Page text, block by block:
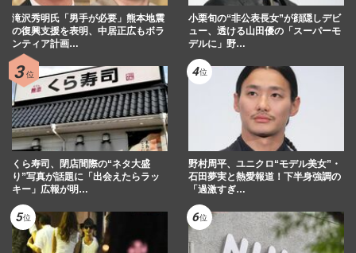
滝沢秀明氏「男手が必要」熊本地震
の復興支援を表明、中居正広もボラ
ンティア計画…
小栗旬の“非公表長女”が顔隠しデビ
ュー、透ける山田優の「スーパーモ
デルに」野…
くら寿司、閉店間際の“ネタ大盛
り”写真が話題に「出会えたらラッ
キー」広報が明…
野村周平、ユニクロ“モデル美女”・
石田夢実と熱愛報道！下半身強調の
「過激すぎ…